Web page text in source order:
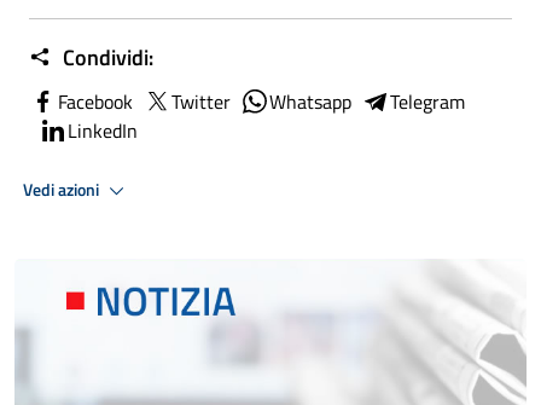
Condividi:
Facebook Twitter Whatsapp
Telegram
LinkedIn
Vedi azioni